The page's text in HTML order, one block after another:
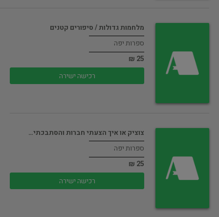
מלחמות גדולות / סיפורים קטנים
ספרות יפה
25 ₪
רכישה ישירה
צוציק או איך הצעתי חברות והסתבכתי…
ספרות יפה
25 ₪
רכישה ישירה